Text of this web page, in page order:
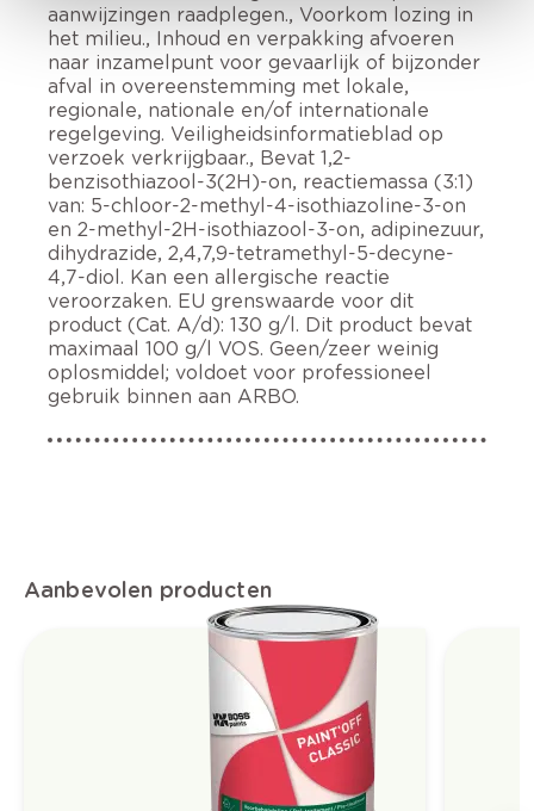
aanwijzingen raadplegen., Voorkom lozing in
het milieu., Inhoud en verpakking afvoeren
naar inzamelpunt voor gevaarlijk of bijzonder
afval in overeenstemming met lokale,
regionale, nationale en/of internationale
regelgeving. Veiligheidsinformatieblad op
verzoek verkrijgbaar., Bevat 1,2-
benzisothiazool-3(2H)-on, reactiemassa (3:1)
van: 5-chloor-2-methyl-4-isothiazoline-3-on
en 2-methyl-2H-isothiazool-3-on, adipinezuur,
dihydrazide, 2,4,7,9-tetramethyl-5-decyne-
4,7-diol. Kan een allergische reactie
veroorzaken. EU grenswaarde voor dit
product (Cat. A/d): 130 g/l. Dit product bevat
maximaal 100 g/l VOS. Geen/zeer weinig
oplosmiddel; voldoet voor professioneel
gebruik binnen aan ARBO.
Aanbevolen producten